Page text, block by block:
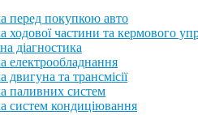
перед покупкою авто
ходової частини та кермового
діагностика
електрообладнання
двигуна та трансмісії
паливних систем
систем кондиціювання